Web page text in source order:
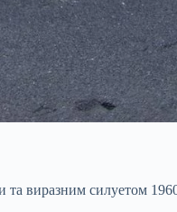
виразним силуетом